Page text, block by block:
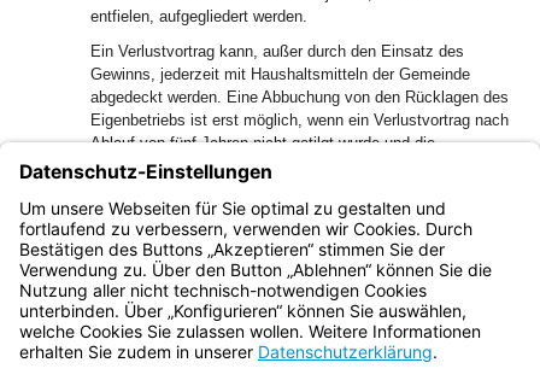
entfielen, aufgegliedert werden.
Ein Verlustvortrag kann, außer durch den Einsatz des
Gewinns, jederzeit mit Haushaltsmitteln der Gemeinde
abgedeckt werden. Eine Abbuchung von den Rücklagen des
Eigenbetriebs ist erst möglich, wenn ein Verlustvortrag nach
Ablauf von fünf Jahren nicht getilgt wurde und die
Eigenkapitalausstattung das zulässt. Erlaubt die
Eigenkapitalausstattung keine Entnahme aus den
Rücklagen, so ist der Verlust aus Haushaltsmitteln der
Gemeinde auszugleichen.
Bayern.de
BayernPortal